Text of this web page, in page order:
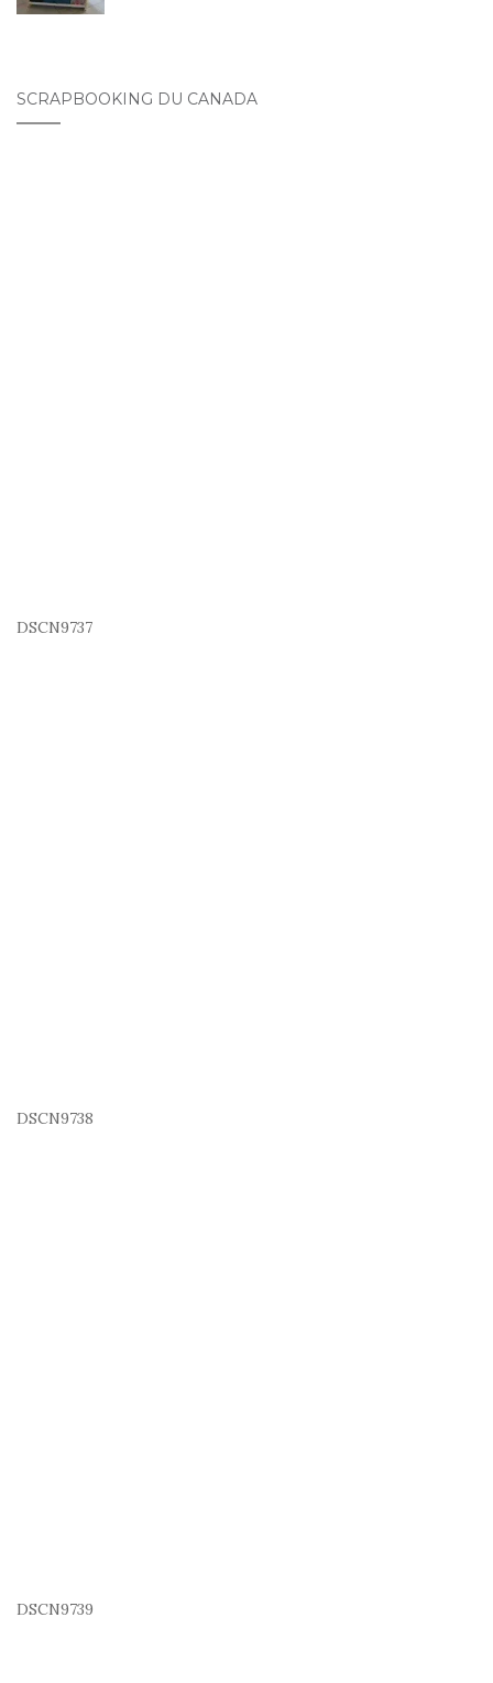
SCRAPBOOKING DU CANADA
DSCN9737
DSCN9738
DSCN9739